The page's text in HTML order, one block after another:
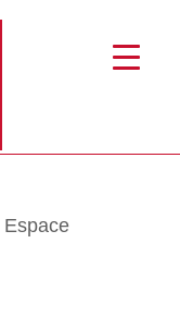
Espace